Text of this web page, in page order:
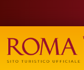
main
content
Search
form
Suche